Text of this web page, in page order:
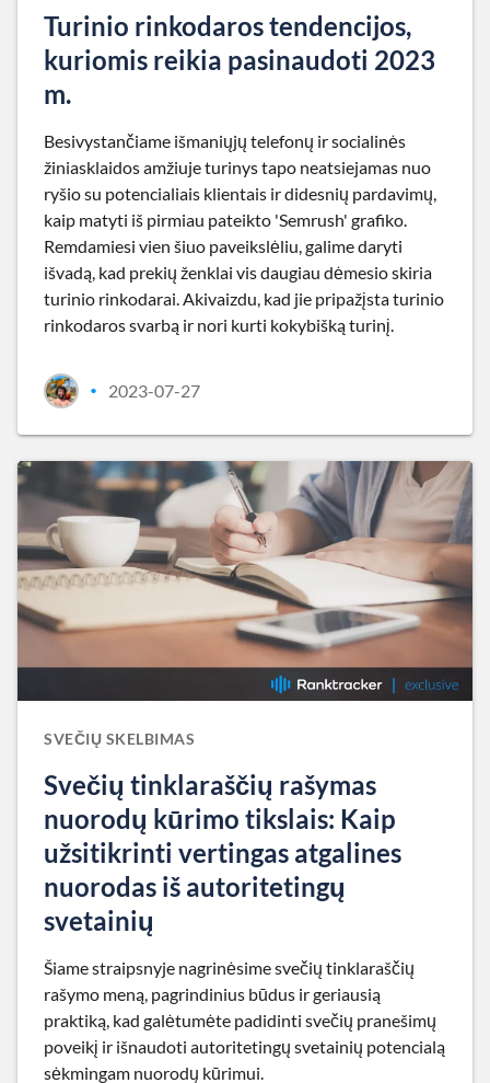
Turinio rinkodaros tendencijos,
kuriomis reikia pasinaudoti 2023
m.
Besivystančiame išmaniųjų telefonų ir socialinės
žiniasklaidos amžiuje turinys tapo neatsiejamas nuo
ryšio su potencialiais klientais ir didesnių pardavimų,
kaip matyti iš pirmiau pateikto 'Semrush' grafiko.
Remdamiesi vien šiuo paveikslėliu, galime daryti
išvadą, kad prekių ženklai vis daugiau dėmesio skiria
turinio rinkodarai. Akivaizdu, kad jie pripažįsta turinio
rinkodaros svarbą ir nori kurti kokybišką turinį.
• 2023-07-27
SVEČIŲ SKELBIMAS
Svečių tinklaraščių rašymas
nuorodų kūrimo tikslais: Kaip
užsitikrinti vertingas atgalines
nuorodas iš autoritetingų
svetainių
Šiame straipsnyje nagrinėsime svečių tinklaraščių
rašymo meną, pagrindinius būdus ir geriausią
praktiką, kad galėtumėte padidinti svečių pranešimų
poveikį ir išnaudoti autoritetingų svetainių potencialą
sėkmingam nuorodų kūrimui.